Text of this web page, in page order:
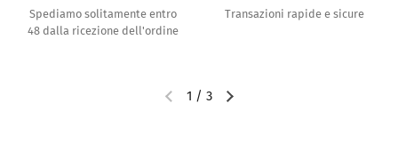
Spediamo solitamente entro
48 dalla ricezione dell'ordine
Transazioni rapide e sicure
1 / 3